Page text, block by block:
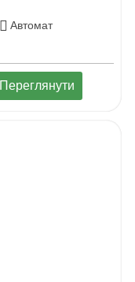
Автомат
Переглянути